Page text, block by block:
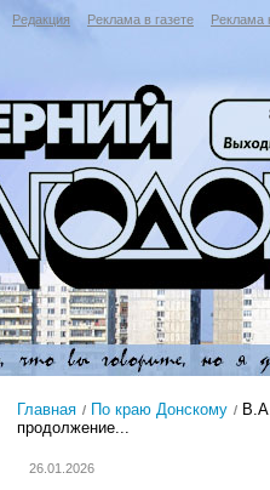
Редакция Реклама в газете Реклама
Главная По краю Донскому
продолжение...
26.01.2026